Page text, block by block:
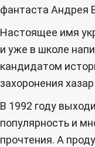
фантаста Андрея
Настоящее имя
и уже в школе
кандидатом
захоронения
В 1992 году
популярность и
прочтения. А